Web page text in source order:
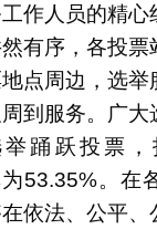
作人员的精心
有序，各投票
点周边，选举
到服务。广大
踊跃投票，
53.35%。在
依法、公平、